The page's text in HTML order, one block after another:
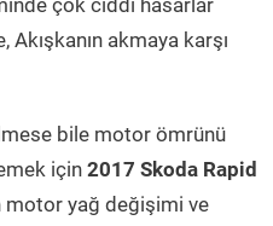
çok ciddi hasarlar
akmaya karşı
bile motor ömrünü
için 2017 Skoda Rapid
motor yağ değişimi ve